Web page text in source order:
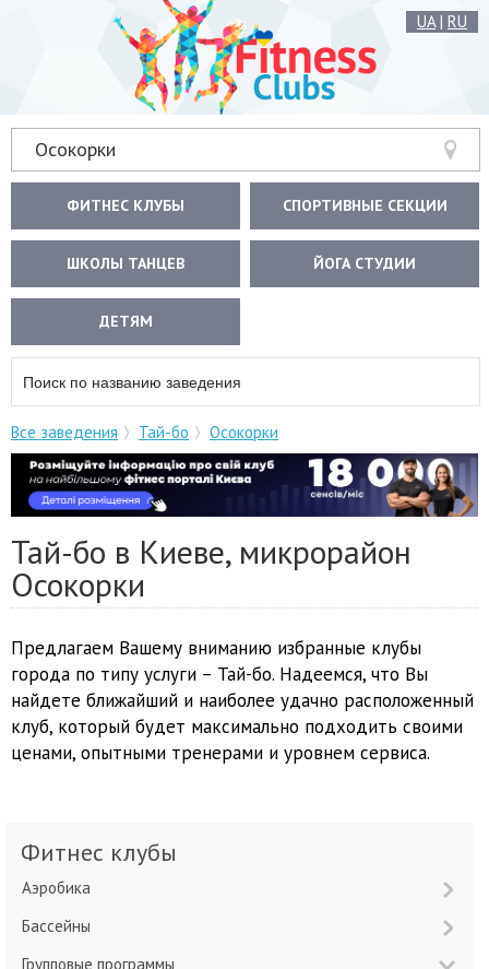
UA| RU
Осокорки
ФИТНЕС КЛУБЫ СПОРТИВНЫЕ СЕКЦИИ
ШКОЛЫ ТАНЦЕВ ЙОГА СТУДИИ
ДЕТЯМ
Все заведения Тай-бо Осокорки
Тай-бо в Киеве, микрорайон
Осокорки
Предлагаем Вашему вниманию избранные клубы
города по типу услуги – Тай-бо. Надеемся, что Вы
найдете ближайший и наиболее удачно расположенный
клуб, который будет максимально подходить своими
ценами, опытными тренерами и уровнем сервиса.
Фитнес клубы
Аэробика
Бассейны
Групповые программы